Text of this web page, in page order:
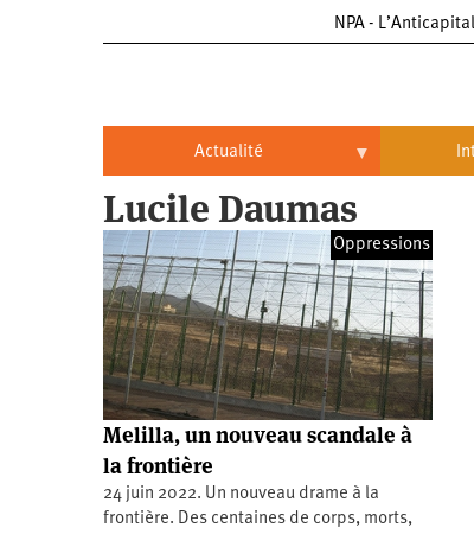
NPA -
Actualité
Actualité
Politique
Entreprises
Entreprises
Automobile
Aéronautique
Commerce
Oppressions
Oppressions
Antiracisme
Féminisme
Économie
Écologie
Éducation
Brésil
Chine
États-
Unis
Lucile Daumas
Oppressions
Melilla, un nouveau scandale à
la frontière
24 juin 2022. Un nouveau drame à la
frontière. Des centaines de corps, morts,